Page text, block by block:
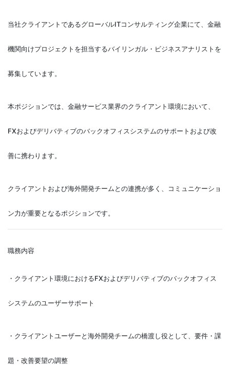
当社クライアントであるグローバルITコンサルティング企業にて、金融
機関向けプロジェクトを担当するバイリンガル・ビジネスアナリストを
募集しています。
本ポジションでは、金融サービス業界のクライアント環境において、
FXおよびデリバティブのバックオフィスシステムのサポートおよび改
善に携わります。
クライアントおよび海外開発チームとの連携が多く、コミュニケーショ
ン力が重要となるポジションです。
職務内容
・クライアント環境におけるFXおよびデリバティブのバックオフィス
システムのユーザーサポート
・クライアントユーザーと海外開発チームの橋渡し役として、要件・課
題・改善要望の調整